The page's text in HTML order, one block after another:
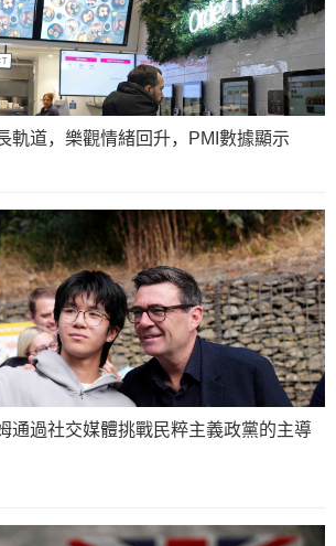
軌道，樂觀情緒回升，PMI數據顯示
通過社交媒體挑戰民粹主義政黨的主導